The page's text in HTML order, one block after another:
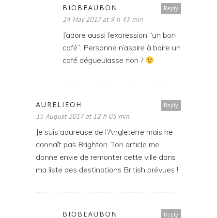
Reply
BIOBEAUBON
24 May 2017 at 9 h 43 min
J’adore aussi l’expression “un bon
café”. Personne n’aspire à boire un
café dégueulasse non ?
Reply
AURELIEOH
15 August 2017 at 12 h 05 min
Je suis aoureuse de l’Angleterre mais ne
connaît pas Brighton. Ton article me
donne envie de remonter cette ville dans
ma liste des destinations British prévues !
Reply
BIOBEAUBON